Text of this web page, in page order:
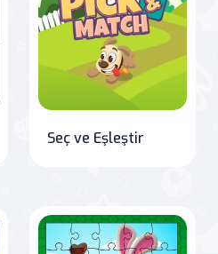
Seç ve Eşleştir